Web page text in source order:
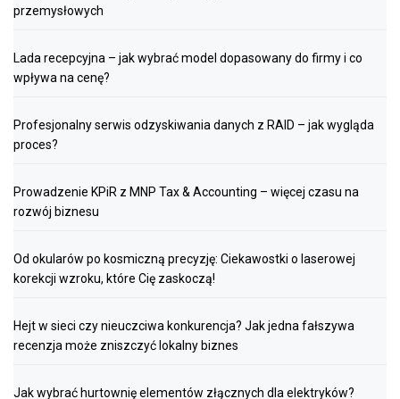
przemysłowych
Lada recepcyjna – jak wybrać model dopasowany do firmy i co
wpływa na cenę?
Profesjonalny serwis odzyskiwania danych z RAID – jak wygląda
proces?
Prowadzenie KPiR z MNP Tax & Accounting – więcej czasu na
rozwój biznesu
Od okularów po kosmiczną precyzję: Ciekawostki o laserowej
korekcji wzroku, które Cię zaskoczą!
Hejt w sieci czy nieuczciwa konkurencja? Jak jedna fałszywa
recenzja może zniszczyć lokalny biznes
Jak wybrać hurtownię elementów złącznych dla elektryków?